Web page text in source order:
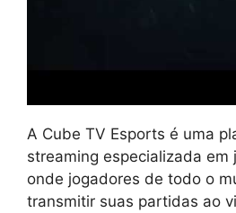
A Cube TV Esports é uma
streaming especializada em
onde jogadores de todo o
transmitir suas partidas ao